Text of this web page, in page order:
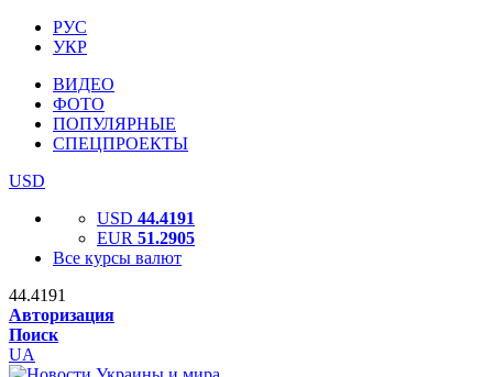
РУС
УКР
ВИДЕО
ФОТО
ПОПУЛЯРНЫЕ
СПЕЦПРОЕКТЫ
USD
USD 44.4191
EUR 51.2905
Все курсы валют
44.4191
Авторизация
Поиск
UA